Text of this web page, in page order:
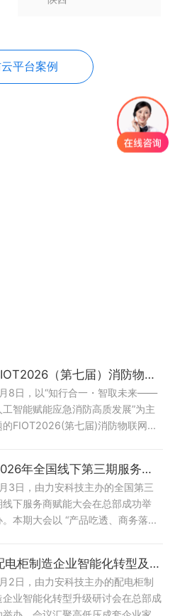
平台案例
锻造可靠品质
FIOT2026（第七届）消防物联网大会盛大启幕，圆桌论坛思辨智慧消防现状和未来
8日，以“知行合一・智取未来——
工智能赋能应急消防高质发展”为主
的FIOT2026(第七届)消防物联网...
2026年全国线下第三期服务商赋能大会在力安科技成功举办
3日，由力安科技主办的全国第三
线下服务商赋能大会在总部成功举
。本期大会以 “产品吃透、商务落...
配电柜制造企业智能化转型及升级研讨会在力安成功举办
2日，由力安科技主办的配电柜制
企业智能化转型升级研讨会在总部成